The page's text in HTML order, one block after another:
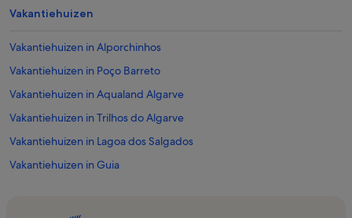
Vakantiehuizen
Vakantiehuizen in Alporchinhos
Vakantiehuizen in Poço Barreto
Vakantiehuizen in Aqualand Algarve
Vakantiehuizen in Trilhos do Algarve
Vakantiehuizen in Lagoa dos Salgados
Vakantiehuizen in Guia
Vakantiehuizen in Galé